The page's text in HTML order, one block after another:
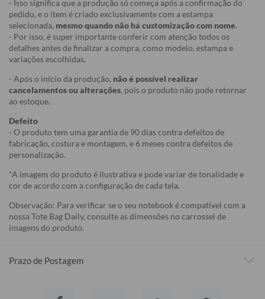
- Isso significa que a produção só começa após a confirmação do
pedido, e o item é criado exclusivamente com a estampa
selecionada, mesmo quando não há customização com nome.
- Por isso, é super importante conferir com atenção todos os
detalhes antes de finalizar a compra, como modelo, estampa e
variações escolhidas.
- Após o início da produção, não é possível realizar
cancelamentos ou alterações, pois o produto não pode retornar
ao estoque.
Defeito
- O produto tem uma garantia de 90 dias contra defeitos de
fabricação, costura e montagem, e 6 meses contra defeitos de
personalização.
*A imagem do produto é ilustrativa e pode variar de tonalidade e
cor de acordo com a configuração de cada tela.
Observação: Para verificar se o seu notebook é compatível com a
nossa Tote Bag Daily, consulte as dimensões no carrossel de
imagens do produto.
Prazo de Postagem